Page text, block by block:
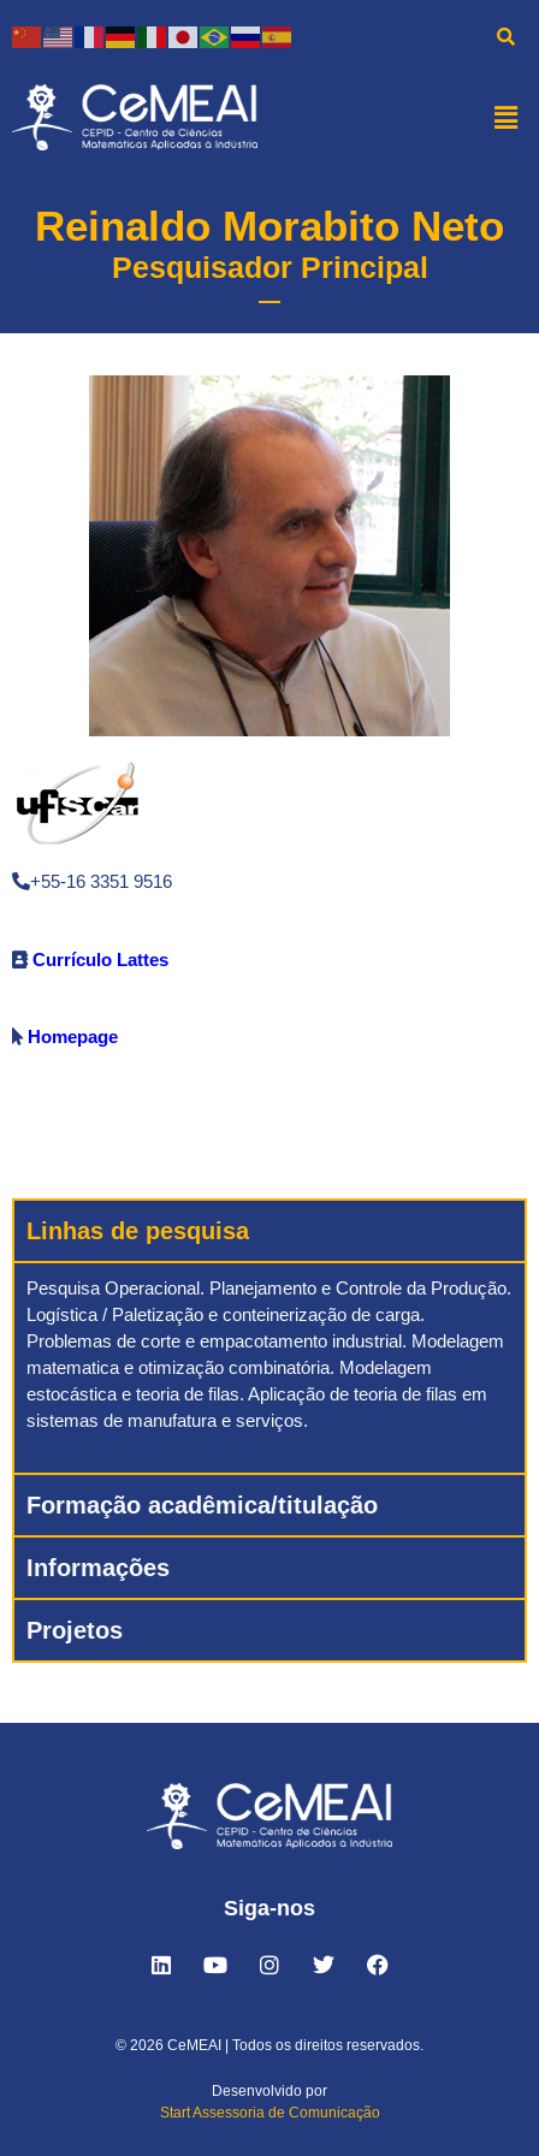
Reinaldo Morabito Neto
Pesquisador Principal
+55-16 3351 9516
Currículo Lattes
Homepage
Linhas de pesquisa
Pesquisa Operacional. Planejamento e Controle da Produção.
Logística / Paletização e conteinerização de carga.
Problemas de corte e empacotamento industrial. Modelagem
matematica e otimização combinatória. Modelagem
estocástica e teoria de filas. Aplicação de teoria de filas em
sistemas de manufatura e serviços.
Formação acadêmica/titulação
Informações
Projetos
Siga-nos
© 2026 CeMEAI | Todos os direitos reservados.
Desenvolvido por
Start Assessoria de Comunicação